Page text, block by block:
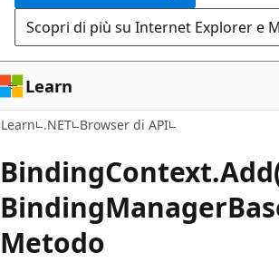
Scopri di più su Internet Explorer e
Learn
Learn .NET Browser di API
BindingContext.
Metodo